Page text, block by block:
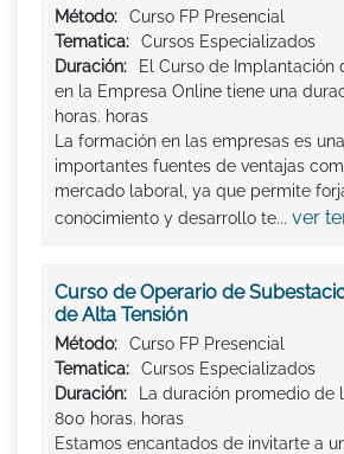
Método:
Curso FP Presencial
Tematica:
Cursos Especializados
Duración:
El Curso de Implantación
en la Empresa Online tiene una
horas. horas
La formación en las empresas es
importantes fuentes de ventajas
mercado laboral, ya que permite
conocimiento y desarrollo te... ver
Curso de Operario de
de Alta Tensión
Método:
Curso FP Presencial
Tematica:
Cursos Especializados
Duración:
La duración promedio de
800 horas. horas
Estamos encantados de invitarte a